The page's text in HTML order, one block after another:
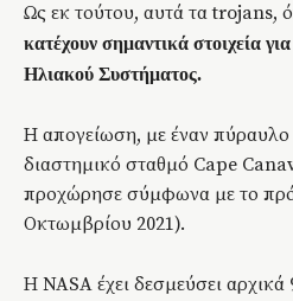
Ως εκ τούτου, αυτά τα trojans,
κατέχουν σημαντικά στοιχεία
Ηλιακού Συστήματος.
Η απογείωση, με έναν
διαστημικό σταθμό Cape
προχώρησε σύμφωνα με το
Οκτωμβρίου 2021).
Η NASA έχει δεσμεύσει